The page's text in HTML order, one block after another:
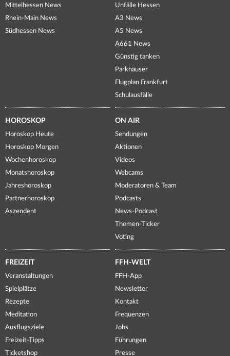
Mittelhessen News
Rhein-Main News
Südhessen News
Unfälle Hessen
A3 News
A5 News
A661 News
Günstig tanken
Parkhäuser
Flugplan Frankfurt
Schulausfälle
HOROSKOP
Horoskop Heute
Horoskop Morgen
Wochenhoroskop
Monatshoroskop
Jahreshoroskop
Partnerhoroskop
Aszendent
ON AIR
Sendungen
Aktionen
Videos
Webcams
Moderatoren & Team
Podcasts
News-Podcast
Themen-Ticker
Voting
FREIZEIT
Veranstaltungen
Spielplätze
Rezepte
Meditation
Ausflugsziele
Freizeit-Tipps
Ticketshop
FFH-WELT
FFH-App
Newsletter
Kontakt
Frequenzen
Jobs
Führungen
Presse